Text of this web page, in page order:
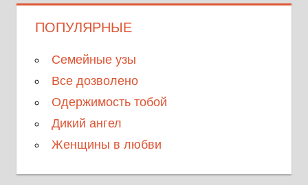
ПОПУЛЯРНЫЕ
Семейные узы
Все дозволено
Одержимость тобой
Дикий ангел
Женщины в любви